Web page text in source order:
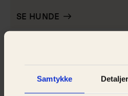
Samtykke Detaljer
SE HUNDE